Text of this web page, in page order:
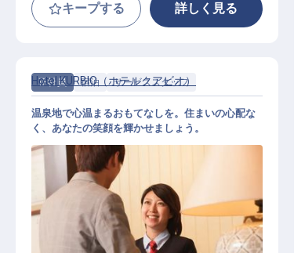
キープする 詳しく見る
正社員 宿泊 サービススタッフ
Hotel KURBIO（ホテルクアビオ）
温泉地で心温まるおもてなしを。住まいの心配な
く、あなたの笑顔を輝かせましょう。